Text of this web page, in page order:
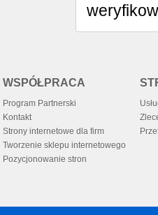
WSPÓŁPRACA
Program Partnerski
Kontakt
Strony internetowe dla firm
Tworzenie sklepu internetowego
Pozycjonowanie stron